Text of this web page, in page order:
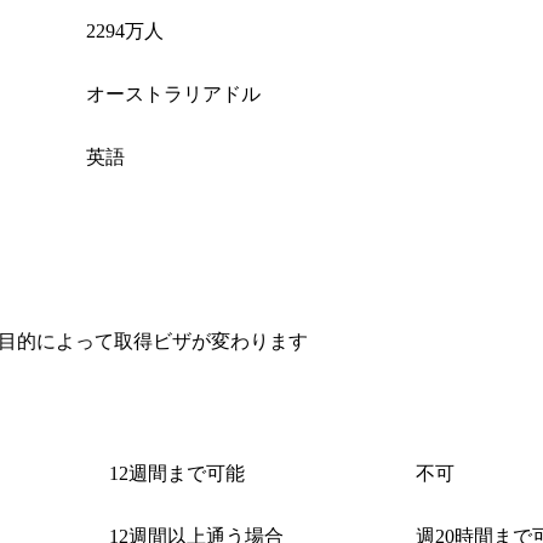
2294万人
オーストラリアドル
英語
的によって取得ビザが変わります
12週間まで可能 不可
12週間以上通う場合 週20時間まで